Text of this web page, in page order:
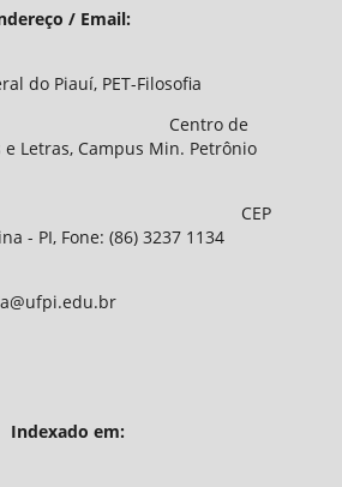
/ Email:
do Piauí, PET-Filosofia
de
e Letras, Campus Min. Petrônio
- PI, Fone: (86) 3237 1134
em: